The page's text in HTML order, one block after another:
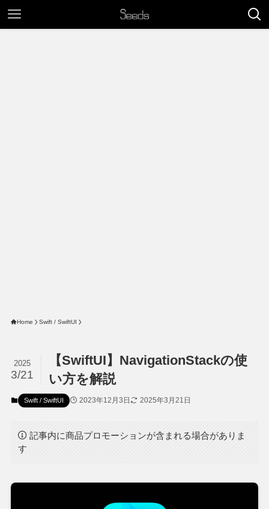
Home Swift / SwiftUI
【SwiftUI】NavigationStackの使
い方を解説
2025
3/21
Swift / SwiftUI 2023年12月3日 2025年3月21日
記事内に商品プロモーションが含まれる場合がありま
す